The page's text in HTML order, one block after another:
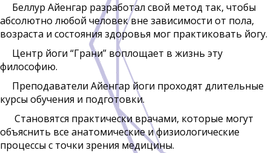
Беллур Айенгар разработал свой метод так, чтобы
абсолютно любой человек вне зависимости от пола,
возраста и состояния здоровья мог практиковать йогу.
Центр йоги “Грани” воплощает в жизнь эту
философию.
Преподаватели Айенгар йоги проходят длительные
курсы обучения и подготовки.
Становятся практически врачами, которые могут
объяснить все анатомические и физиологические
процессы с точки зрения медицины.